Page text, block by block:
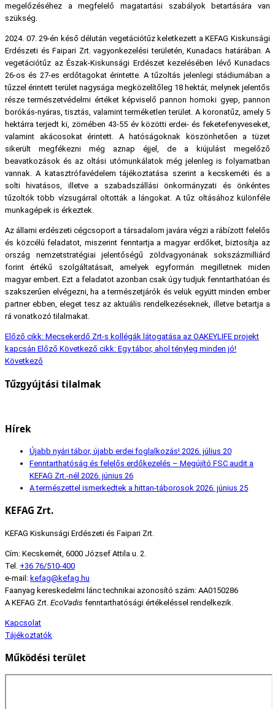
megelőzéséhez a megfelelő magatartási szabályok betartására van
szükség.
2024. 07. 29-én késő délután vegetációtűz keletkezett a KEFAG Kiskunsági
Erdészeti és Faipari Zrt. vagyonkezelési területén, Kunadacs határában. A
vegetációtűz az Észak-Kiskunsági Erdészet kezelésében lévő Kunadacs
26-os és 27-es erdőtagokat érintette. A tűzoltás jelenlegi stádiumában a
tűzzel érintett terület nagysága megközelítőleg 18 hektár, melynek jelentős
része természetvédelmi értéket képviselő pannon homoki gyep, pannon
borókás-nyáras, tisztás, valamint terméketlen terület. A koronatűz, amely 5
hektárra terjedt ki, zömében 43-55 év közötti erdei- és feketefenyveseket,
valamint akácosokat érintett. A hatóságoknak köszönhetően a tüzet
sikerült megfékezni még aznap éjjel, de a kiújulást megelőző
beavatkozások és az oltási utómunkálatok még jelenleg is folyamatban
vannak. A katasztrófavédelem tájékoztatása szerint a kecskeméti és a
solti hivatásos, illetve a szabadszállási önkormányzati és önkéntes
tűzoltók több vízsugárral oltották a lángokat. A tűz oltásához különféle
munkagépek is érkeztek.
Az állami erdészeti cégcsoport a társadalom javára végzi a rábízott felelős
és közcélú feladatot, miszerint fenntartja a magyar erdőket, biztosítja az
ország nemzetstratégiai jelentőségű zöldvagyonának sokszázmilliárd
forint értékű szolgáltatásait, amelyek egyformán megilletnek miden
magyar embert. Ezt a feladatot azonban csak úgy tudjuk fenntarthatóan és
szakszerűen elvégezni, ha a természetjárók és velük együtt minden ember
partner ebben, eleget tesz az aktuális rendelkezéseknek, illetve betartja a
rá vonatkozó tilalmakat.
Előző cikk: Mecsekerdő Zrt-s kollégák látogatása az OAKEYLIFE projekt
kapcsán Előző Következő cikk: Egy tábor, ahol tényleg minden jó!
Következő
Tűzgyújtási tilalmak
Hírek
Újabb nyári tábor, újabb erdei foglalkozás! 2026. július 20
Fenntarthatóság és felelős erdőkezelés – Megújító FSC audit a
KEFAG Zrt.-nél 2026. június 26
A természettel ismerkedtek a hittan-táborosok 2026. június 25
KEFAG Zrt.
KEFAG Kiskunsági Erdészeti és Faipari Zrt.
Cím: Kecskemét, 6000 József Attila u. 2.
Tel. +36 76/510-400
e-mail: kefag@kefag.hu
Faanyag kereskedelmi lánc technikai azonosító szám: AA0150286
A KEFAG Zrt. EcoVadis fenntarthatósági értékeléssel rendelkezik.
Kapcsolat
Tájékoztatók
Működési terület